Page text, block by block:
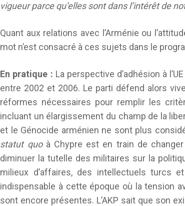
vigueur parce qu’elles sont dans l’intérêt de
Quant aux relations avec l’Arménie ou
mot n’est consacré à ces sujets dans le
En pratique : La perspective d’adhésion à
entre 2002 et 2006. Le parti défend alors
réformes nécessaires pour remplir les
incluant un élargissement du champ de la
et le Génocide arménien ne sont plus
statut quoà Chypre est en train de
diminuer la tutelle des militaires sur la
milieux d’affaires, des intellectuels turcs
indispensable à cette époque où la tension
sont encore présentes. L’AKP sait que son